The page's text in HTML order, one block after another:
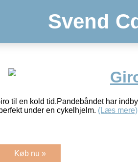
Svend
til en kold tid.Pandebåndet har
under en cykelhjelm. (Læs mere)
Køb nu »